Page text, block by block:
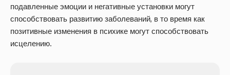
подавленные эмоции и негативные установки могут
способствовать развитию заболеваний, в то время как
позитивные изменения в психике могут способствовать
исцелению.